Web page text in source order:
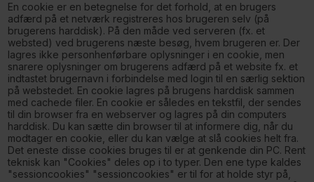
En cookie er en betegnelse for det forhold, at en brugers
adfærd på et netværk registreres hos brugeren selv (på
brugerens harddisk). På den måde ved serveren (fx. et
websted) ved brugerens næste besøg, hvem brugeren er. Der
lagres ikke personhenførbare oplysninger i en cookie, men
snarere oplysninger om brugerens adfærd på et website fx. et
indtastet brugernavn i forbindelse med login til en særlig sektion
på webstedet. En cookie lagres på brugens harddisk sammen
med cachede filer. En cookie er således en tekstfil, der sendes
til din browser fra en webserver og lagres på din computers
harddisk. Du kan sætte din browser til at informere dig, når du
modtager en cookie, eller du kan vælge at slå cookies helt fra.
Det eneste disse cookies bruges til er at genkende din PC. Rent
teknisk kan "Cookies" deles op i to typer. Den ene type kaldes
"sessioncookies" "sessioncookies" er til for at holde styr på,